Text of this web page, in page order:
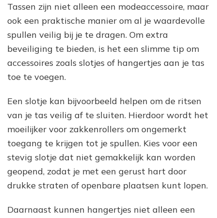
Tassen zijn niet alleen een modeaccessoire, maar
ook een praktische manier om al je waardevolle
spullen veilig bij je te dragen. Om extra
beveiliging te bieden, is het een slimme tip om
accessoires zoals slotjes of hangertjes aan je tas
toe te voegen.
Een slotje kan bijvoorbeeld helpen om de ritsen
van je tas veilig af te sluiten. Hierdoor wordt het
moeilijker voor zakkenrollers om ongemerkt
toegang te krijgen tot je spullen. Kies voor een
stevig slotje dat niet gemakkelijk kan worden
geopend, zodat je met een gerust hart door
drukke straten of openbare plaatsen kunt lopen.
Daarnaast kunnen hangertjes niet alleen een